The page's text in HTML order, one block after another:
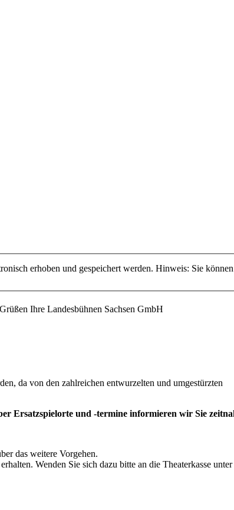
erhoben und gespeichert werden. Hinweis: Sie
Ihre Landesbühnen Sachsen GmbH
da von den zahlreichen entwurzelten und umgestürzten
Ersatzspielorte und -termine informieren wir Sie
das weitere Vorgehen.
Wenden Sie sich dazu bitte an die Theaterkasse unter